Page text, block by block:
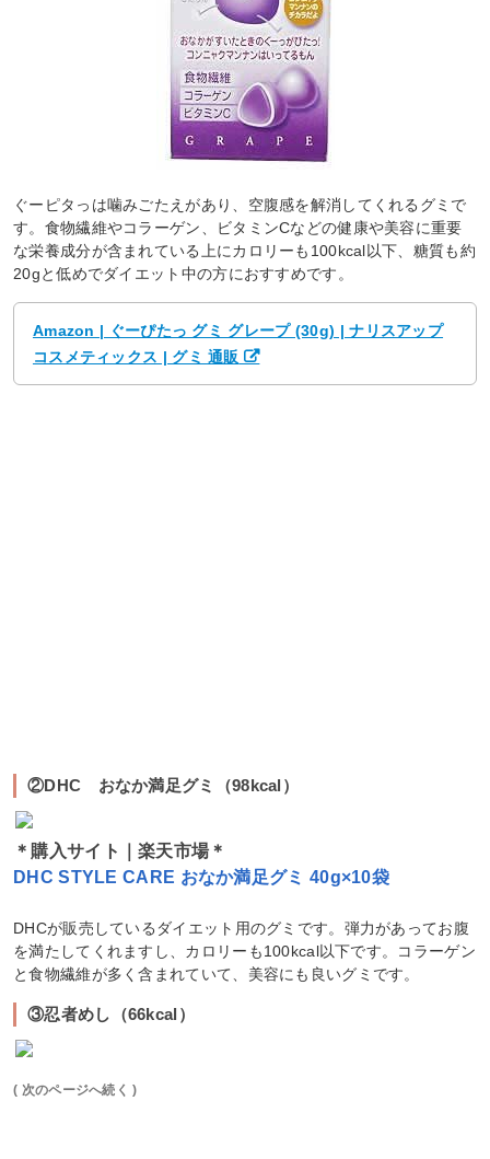
ぐーピタっは噛みごたえがあり、空腹感を解消してくれるグミで
す。食物繊維やコラーゲン、ビタミンCなどの健康や美容に重要
な栄養成分が含まれている上にカロリーも100kcal以下、糖質も約
20gと低めでダイエット中の方におすすめです。
Amazon | ぐーぴたっ グミ グレープ (30g) | ナリスアップ
コスメティックス | グミ 通販
②DHC おなか満足グミ（98kcal）
＊購入サイト｜楽天市場＊
DHC STYLE CARE おなか満足グミ 40g×10袋
DHCが販売しているダイエット用のグミです。弾力があってお腹
を満たしてくれますし、カロリーも100kcal以下です。コラーゲン
と食物繊維が多く含まれていて、美容にも良いグミです。
③忍者めし（66kcal）
( 次のページへ続く )